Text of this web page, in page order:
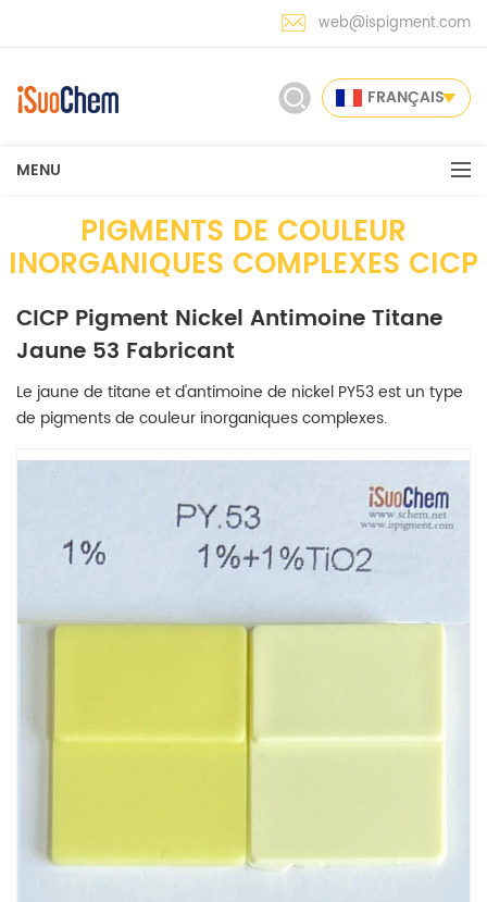
web@ispigment.com
FRANÇAIS
MENU
PIGMENTS DE COULEUR
INORGANIQUES COMPLEXES CICP
CICP Pigment Nickel Antimoine Titane
Jaune 53 Fabricant
Le jaune de titane et d'antimoine de nickel PY53 est un type
de pigments de couleur inorganiques complexes.